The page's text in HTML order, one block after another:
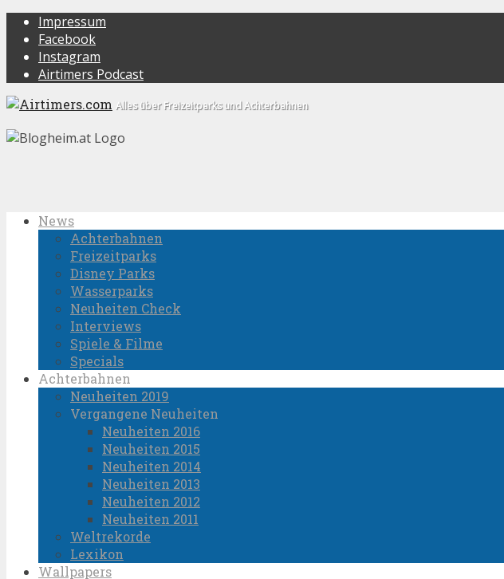
Impressum
Facebook
Instagram
Airtimers Podcast
Alles über Freizeitparks und Achterbahnen
News
Achterbahnen
Freizeitparks
Disney Parks
Wasserparks
Neuheiten Check
Interviews
Spiele & Filme
Specials
Achterbahnen
Neuheiten 2019
Vergangene Neuheiten
Neuheiten 2016
Neuheiten 2015
Neuheiten 2014
Neuheiten 2013
Neuheiten 2012
Neuheiten 2011
Weltrekorde
Lexikon
Wallpapers